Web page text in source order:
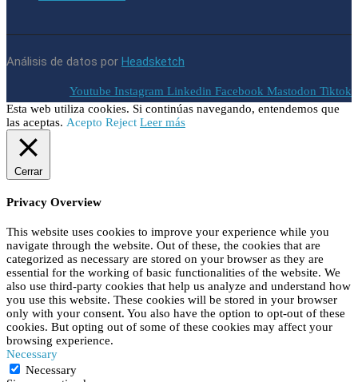
Análisis de datos por Headsketch
Youtube Instagram Linkedin Facebook Mastodon Tiktok
Esta web utiliza cookies. Si continúas navegando, entendemos que
las aceptas. Acepto Reject Leer más
Cerrar
Privacy Overview
This website uses cookies to improve your experience while you
navigate through the website. Out of these, the cookies that are
categorized as necessary are stored on your browser as they are
essential for the working of basic functionalities of the website. We
also use third-party cookies that help us analyze and understand how
you use this website. These cookies will be stored in your browser
only with your consent. You also have the option to opt-out of these
cookies. But opting out of some of these cookies may affect your
browsing experience.
Necessary
Necessary